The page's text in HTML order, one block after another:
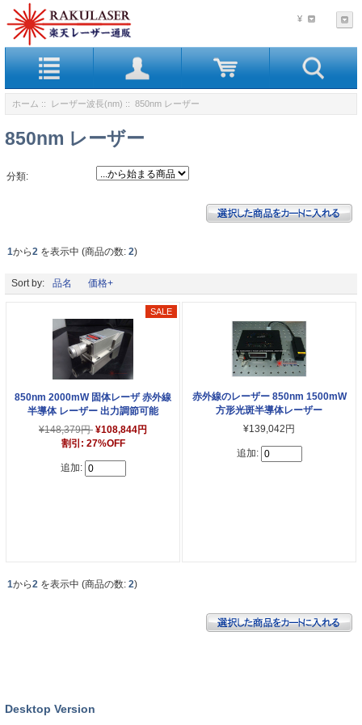
¥
ホーム :: レーザー波長(nm) :: 850nm レーザー
850nm レーザー
分類:
1から2 を表示中 (商品の数: 2)
Sort by: 品名 価格+
850nm 2000mW 固体レーザ 赤外線
半導体 レーザー 出力調節可能
¥148,379円 ¥108,844円
割引: 27%OFF
追加:
赤外線のレーザー 850nm 1500mW
方形光斑半導体レーザー
¥139,042円
追加:
1から2 を表示中 (商品の数: 2)
Desktop Version